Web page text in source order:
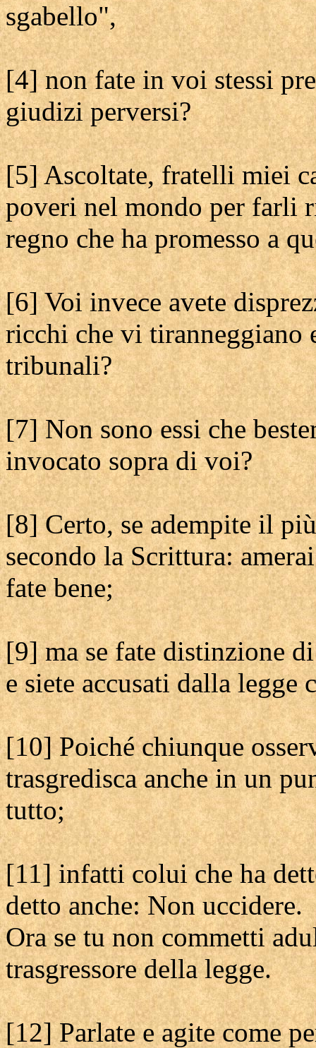
sgabello",
[4] non fate in voi stessi
giudizi perversi?
[5] Ascoltate, fratelli miei
poveri nel mondo per farli
regno che ha promesso a
[6] Voi invece avete
ricchi che vi tiranneggiano
tribunali?
[7] Non sono essi che
invocato sopra di voi?
[8] Certo, se adempite il
secondo la Scrittura:
fate bene;
[9] ma se fate distinzione
e siete accusati dalla legge
[10] Poiché chiunque
trasgredisca anche in un
tutto;
[11] infatti colui che ha
detto anche: Non uccidere.
Ora se tu non commetti
trasgressore della legge.
[12] Parlate e agite come